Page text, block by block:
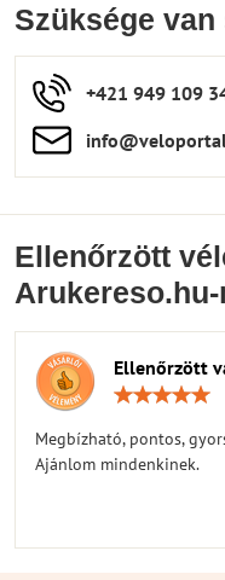
Szüksége
+421 949 109
Ellenőrzött
Arukereso.hu-
Ellenőrzött
Megbízható, pontos,
Ajánlom mindenkinek.